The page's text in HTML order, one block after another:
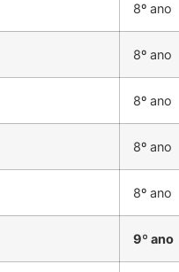
8º ano
8º ano
8º ano
8º ano
8º ano
9º ano